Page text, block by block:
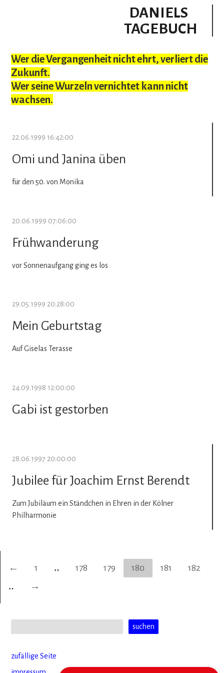
DANIELS
TAGEBUCH
Wer die Vergangenheit nicht ehrt, verliert die
Zukunft.
Wer seine Wurzeln vernichtet kann nicht
wachsen.
22.06.1999 16:42:00
Omi und Janina üben
für den 50. von Monika
20.06.1999 07:06:00
Frühwanderung
vor Sonnenaufgang ging es los
29.05.1999 20:28:00
Mein Geburtstag
Auf Giselas Terasse
24.09.1998 12:00:00
Gabi ist gestorben
28.06.1997 20:00:00
Jubilee für Joachim Ernst Berendt
Zum Jubiläum ein Ständchen in Ehren in der Kölner
Philharmonie
← 1 ‥ 178 179 180 181
182
‥
→
zufällige Seite